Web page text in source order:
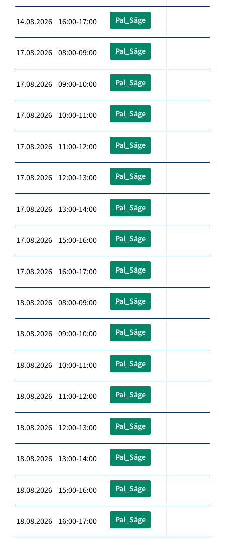
14.08.2026 16:00-17:00 Pal_Säge
17.08.2026 08:00-09:00 Pal_Säge
17.08.2026 09:00-10:00 Pal_Säge
17.08.2026 10:00-11:00 Pal_Säge
17.08.2026 11:00-12:00 Pal_Säge
17.08.2026 12:00-13:00 Pal_Säge
17.08.2026 13:00-14:00 Pal_Säge
17.08.2026 15:00-16:00 Pal_Säge
17.08.2026 16:00-17:00 Pal_Säge
18.08.2026 08:00-09:00 Pal_Säge
18.08.2026 09:00-10:00 Pal_Säge
18.08.2026 10:00-11:00 Pal_Säge
18.08.2026 11:00-12:00 Pal_Säge
18.08.2026 12:00-13:00 Pal_Säge
18.08.2026 13:00-14:00 Pal_Säge
18.08.2026 15:00-16:00 Pal_Säge
18.08.2026 16:00-17:00 Pal_Säge